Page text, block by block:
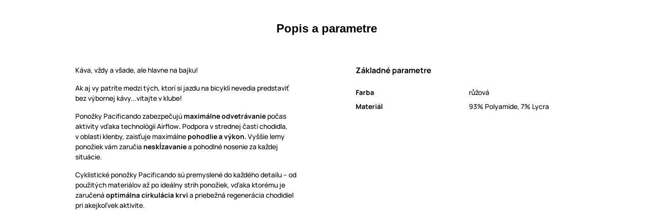
Popis a parametre
Káva, vždy a všade, ale hlavne na bajku!
Ak aj vy patríte medzi tých, ktorí si jazdu na bicykli nevedia predstaviť
bez výbornej kávy...vitajte v klube!
Ponožky Pacificando zabezpečujú maximálne odvetrávanie počas
aktivity vďaka technológii Airflow. Podpora v strednej časti chodidla,
v oblasti klenby, zaisťuje maximálne pohodlie a výkon. Vyššie lemy
ponožiek vám zaručia neskĺzavaniea pohodlné nosenie za každej
situácie.
Cyklistické ponožky Pacificando sú premyslené do každého detailu – od
použitých materiálov až po ideálny strih ponožiek, vďaka ktorému je
zaručená optimálna cirkulácia krvi a priebežná regenerácia chodidiel
pri akejkoľvek aktivite.
Základné parametre
Farba
růžová
Materiál
93% Polyamide, 7% Lycra